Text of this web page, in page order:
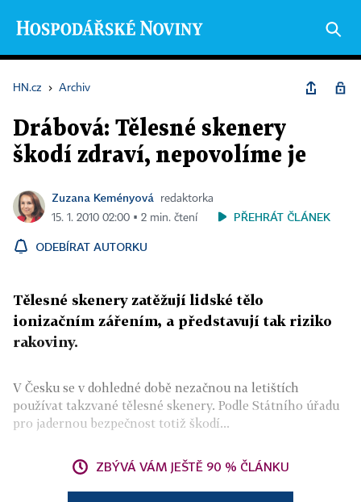
HN.cz › Archiv
Drábová: Tělesné skenery
škodí zdraví, nepovolíme je
Zuzana Keményová
redaktorka
15. 1. 2010 02:00 ▪ 2 min. čtení
PŘEHRÁT ČLÁNEK
ODEBÍRAT AUTORKU
Tělesné skenery zatěžují lidské tělo
ionizačním zářením, a představují tak riziko
rakoviny.
V Česku se v dohledné době nezačnou na letištích
používat takzvané tělesné skenery. Podle Státního úřadu
pro jadernou bezpečnost totiž škodí...
ZBÝVÁ VÁM JEŠTĚ 90 % ČLÁNKU